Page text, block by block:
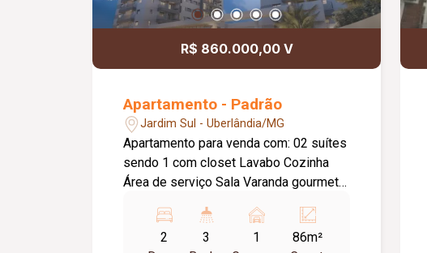
R$ 860.000,00 V
Apartamento - Padrão
Jardim Sul - Uberlândia/MG
Apartamento para venda com: 02 suítes
sendo 1 com closet Lavabo Cozinha
Área de serviço Sala Varanda gourmet
climatizada adulto com raia de 18M -
Piscina climatizada infantil - Academia
2
3
1
86m²